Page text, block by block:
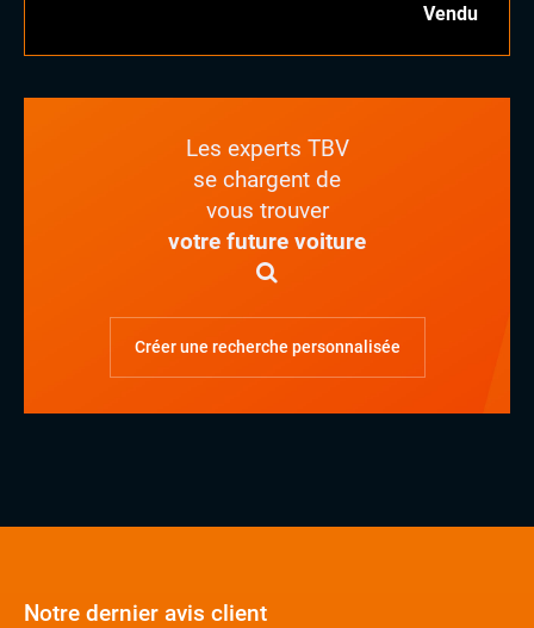
Vendu
Les experts TBV
se chargent de
vous trouver
votre future voiture
Créer une recherche personnalisée
Notre dernier avis client